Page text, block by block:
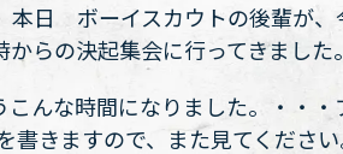
本日 ボーイスカウトの後輩が
らの決起集会に行ってきました。
んな時間になりました。・・・
書きますので、また見てください